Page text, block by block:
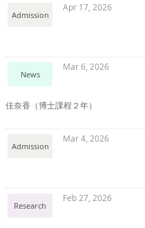
Admission
Apr 17, 2026
News
Mar 6, 2026
佳奈香（博士課程２年）
Admission
Mar 4, 2026
Research
Feb 27, 2026